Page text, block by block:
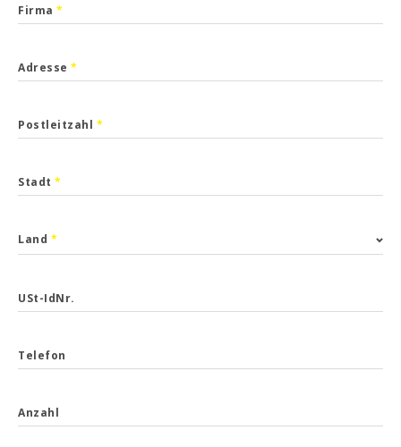
Firma *
Adresse *
Postleitzahl *
Stadt *
Land *
USt-IdNr.
Telefon
Anzahl